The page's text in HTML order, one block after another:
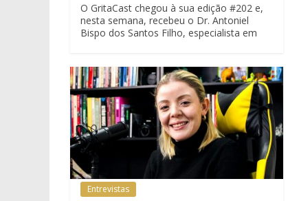
O GritaCast chegou à sua edição #202 e,
nesta semana, recebeu o Dr. Antoniel
Bispo dos Santos Filho, especialista em
Entrevistas